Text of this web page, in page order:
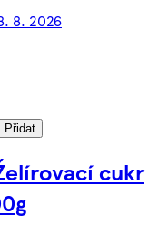
8. 2026
Přidat
cukr